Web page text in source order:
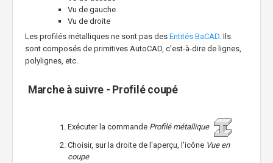
Vu de gauche
Vu de droite
Les profilés métalliques ne sont pas des Entités BaCAD. Ils
sont composés de primitives AutoCAD, c'est-à-dire de lignes,
polylignes, etc.
Marche à suivre - Profilé coupé
Exécuter la commande Profilé métallique
Choisir, sur la droite de l'aperçu, l'icône Vue en
coupe